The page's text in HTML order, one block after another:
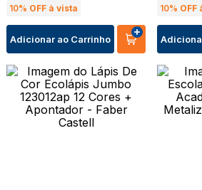
10% OFF à vista
Adicionar ao Carrinho
10% OFF